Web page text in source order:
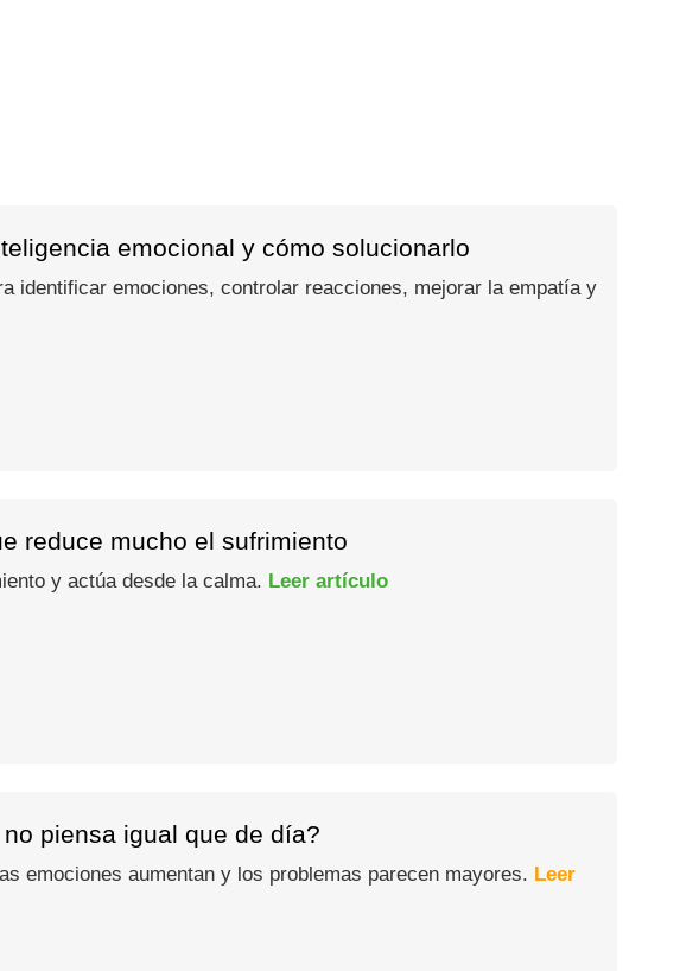
emocional y cómo solucionarlo
identificar emociones, controlar reacciones, mejorar la empatía y
reduce mucho el sufrimiento
y actúa desde la calma. Leer artículo
piensa igual que de día?
emociones aumentan y los problemas parecen mayores. Leer